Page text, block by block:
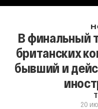
В финальный
британских
бывший и
20